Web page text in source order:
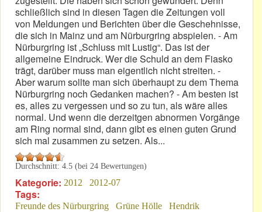
schließlich sind in diesen Tagen die Zeitungen voll
von Meldungen und Berichten über die Geschehnisse,
die sich in Mainz und am Nürburgring abspielen. - Am
Nürburgring ist „Schluss mit Lustig“. Das ist der
allgemeine Eindruck. Wer die Schuld an dem Fiasko
trägt, darüber muss man eigentlich nicht streiten. -
Aber warum sollte man sich überhaupt zu dem Thema
Nürburgring noch Gedanken machen? - Am besten ist
es, alles zu vergessen und so zu tun, als wäre alles
normal. Und wenn die derzeitgen abnormen Vorgänge
am Ring normal sind, dann gibt es einen guten Grund
sich mal zusammen zu setzen. Als...
Durchschnitt: 4.5 (bei 24 Bewertungen)
Kategorie: 2012 2012-07
Tags:
Freunde des Nürburgring Grüne Hölle
Hendrik